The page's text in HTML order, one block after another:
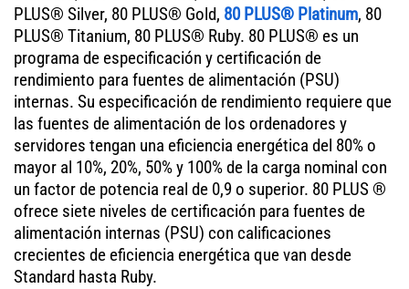
PLUS® Silver, 80 PLUS® Gold, 80 PLUS® Platinum, 80
PLUS® Titanium, 80 PLUS® Ruby. 80 PLUS® es un
programa de especificación y certificación de
rendimiento para fuentes de alimentación (PSU)
internas. Su especificación de rendimiento requiere que
las fuentes de alimentación de los ordenadores y
servidores tengan una eficiencia energética del 80% o
mayor al 10%, 20%, 50% y 100% de la carga nominal con
un factor de potencia real de 0,9 o superior. 80 PLUS ®
ofrece siete niveles de certificación para fuentes de
alimentación internas (PSU) con calificaciones
crecientes de eficiencia energética que van desde
Standard hasta Ruby.